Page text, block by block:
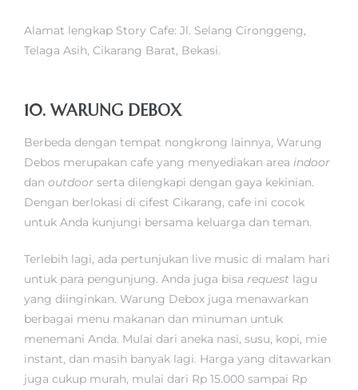
Alamat lengkap Story Cafe: Jl. Selang Cironggeng,
Telaga Asih, Cikarang Barat, Bekasi.
10. WARUNG DEBOX
Berbeda dengan tempat nongkrong lainnya, Warung
Debos merupakan cafe yang menyediakan area indoor
dan outdoor serta dilengkapi dengan gaya kekinian.
Dengan berlokasi di cifest Cikarang, cafe ini cocok
untuk Anda kunjungi bersama keluarga dan teman.
Terlebih lagi, ada pertunjukan live music di malam hari
untuk para pengunjung. Anda juga bisa request lagu
yang diinginkan. Warung Debox juga menawarkan
berbagai menu makanan dan minuman untuk
menemani Anda. Mulai dari aneka nasi, susu, kopi, mie
instant, dan masih banyak lagi. Harga yang ditawarkan
juga cukup murah, mulai dari Rp 15.000 sampai Rp